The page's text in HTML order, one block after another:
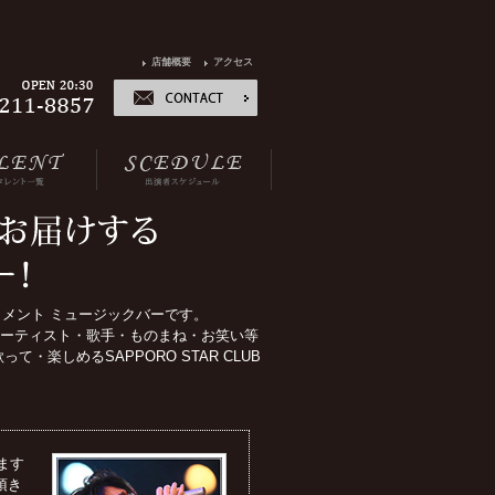
店舗概要 アクセス
ント ミュージックバーです。
ティスト・歌手・ものまね・お笑い等
て・楽しめるSAPPORO STAR CLUB
す
き